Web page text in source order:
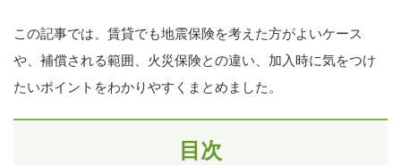
この記事では、賃貸でも地震保険を考えた方がよいケース
や、補償される範囲、火災保険との違い、加入時に気をつけ
たいポイントをわかりやすくまとめました。
目次